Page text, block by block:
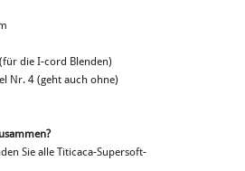
die I-cord Blenden)
Nr. 4 (geht auch ohne)
Sie alle Titicaca-Supersoft-